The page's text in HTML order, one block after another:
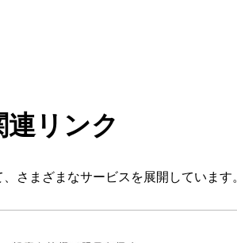
リンク
さまざまなサービスを展開しています。